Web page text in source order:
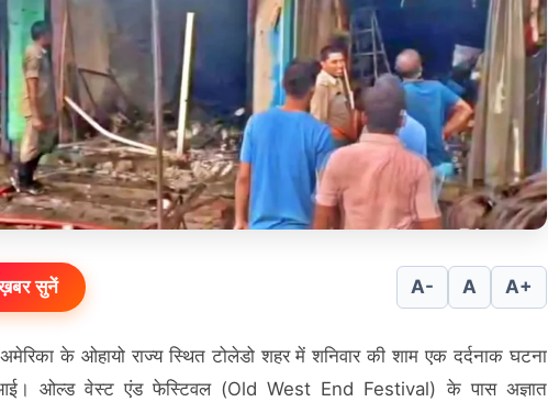
सुनें A- A A+
अमेरिका के ओहायो राज्य स्थित टोलेडो शहर में शनिवार की शाम एक दर्दनाक घटना
ओल्ड वेस्ट एंड फेस्टिवल (Old West End Festival) के पास अज्ञात